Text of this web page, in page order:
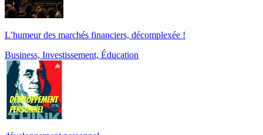
L’humeur des marchés financiers, décomplexée !
Business, Investissement, Éducation